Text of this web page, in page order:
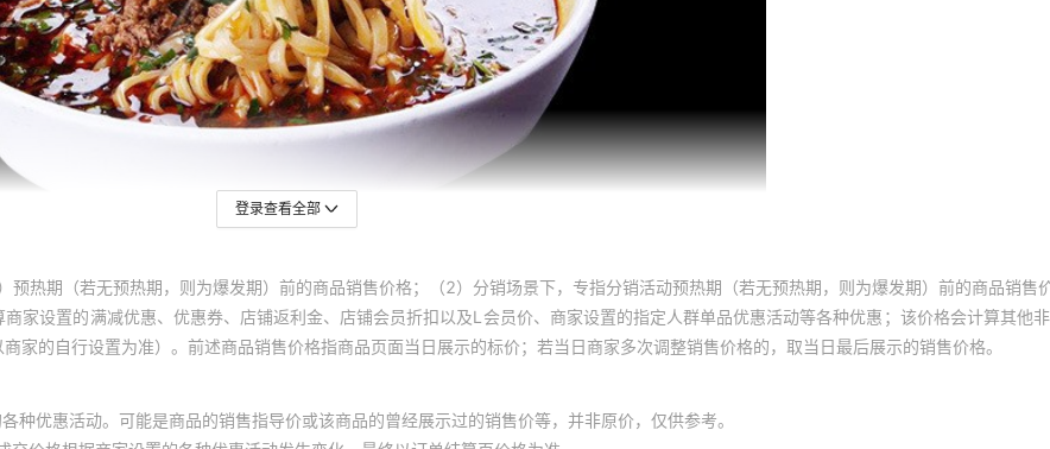
登录查看全部
预热期（若无预热期，则为爆发期）前的商品销售价格；（2）分销场景下，专指分销活动预热期（若无预热期，则为爆发期）前的商品销售
家设置的满减优惠、优惠券、店铺返利金、店铺会员折扣以及L会员价、商家设置的指定人群单品优惠活动等各种优惠；该价格会计算其他
家的自行设置为准）。前述商品销售价格指商品页面当日展示的标价；若当日商家多次调整销售价格的，取当日最后展示的销售价格。
种优惠活动。可能是商品的销售指导价或该商品的曾经展示过的销售价等，并非原价，仅供参考。